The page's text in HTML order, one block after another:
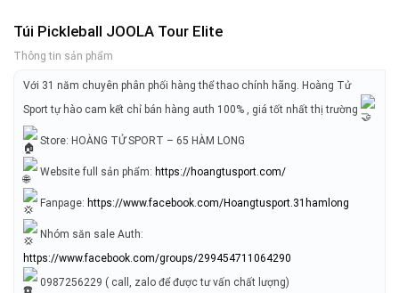
Túi Pickleball JOOLA Tour Elite
Thông tin sản phẩm
Với 31 năm chuyên phân phối hàng thể thao chính hãng. Hoàng Tử
Sport tự hào cam kết chỉ bán hàng auth 100% , giá tốt nhất thị trường
Store: HOÀNG TỬ SPORT – 65 HÀM LONG
Website full sản phẩm: https://hoangtusport.com/
Fanpage: https://www.facebook.com/Hoangtusport.31hamlong
Nhóm săn sale Auth:
https://www.facebook.com/groups/299454711064290
0987256229 ( call, zalo để được tư vấn chất lượng)